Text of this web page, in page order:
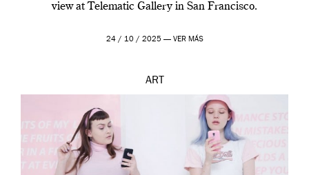
view at Telematic Gallery in San Francisco.
24 / 10 / 2025 — VER MÁS
ART